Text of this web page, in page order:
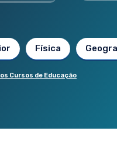
Física
Cursos de Educação